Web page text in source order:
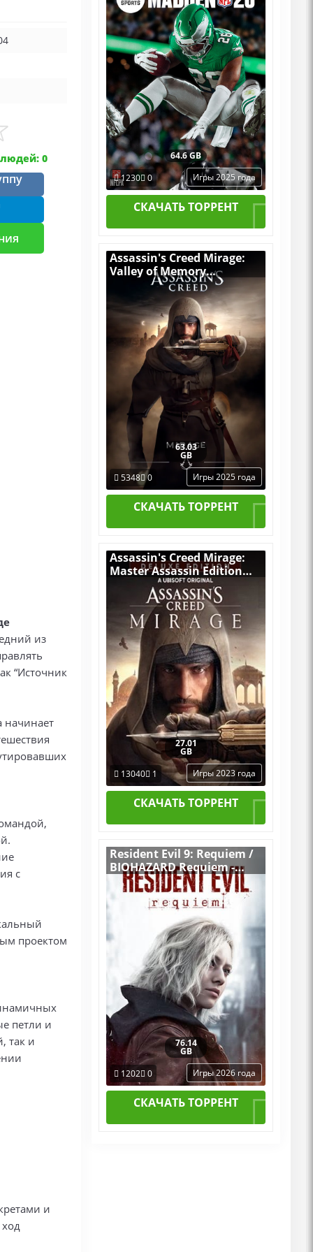
0
из
“Источник
начинает
с
проектом
петли и
так и
и
64.6 GB
1230 0 Игры 2025 года
СКАЧАТЬ ТОРРЕНТ
Assassin's Creed Mirage:
Valley of Memory
[RUS|ENG] (2025) PC
RePack by R.G. Механики
63.03
GB
5348 0 Игры 2025 года
СКАЧАТЬ ТОРРЕНТ
Assassin's Creed Mirage:
Master Assassin Edition
v.1.1.1 [RUS|ENG] (2023) PC
RePack от dixen18 со
всеми DLC
27.01
GB
13040
1 Игры 2023 года
СКАЧАТЬ ТОРРЕНТ
Resident Evil 9: Requiem /
BIOHAZARD Requiem -
Deluxe Edition v.Build
22277314 [RUS|ENG] (2026)
PC Пиратка Portable + All
76.14
GB
1202 0 Игры 2026 года
СКАЧАТЬ ТОРРЕНТ